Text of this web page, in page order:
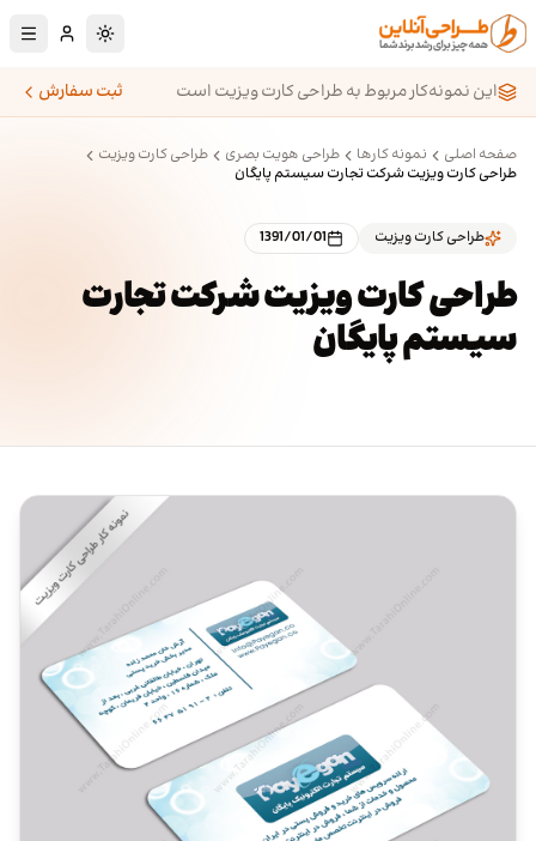
پرش به محتوای اصلی
تغییر به حالت
این نمونه‌کار مربوط به طراحی کارت ویزیت است
ثبت سفارش
صفحه اصلی نمونه کارها طراحی هویت بصری
طراحی کارت ویزیت
طراحی کارت ویزیت شرکت تجارت سیستم پایگان
طراحی کارت ویزیت 1391/01/01
طراحی کارت ویزیت شرکت تجارت
سیستم پایگان